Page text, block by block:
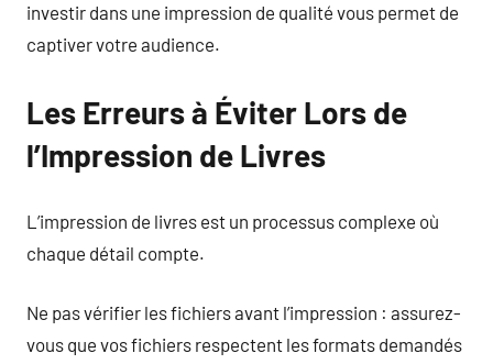
investir dans une impression de qualité vous permet de
captiver votre audience.
Les Erreurs à Éviter Lors de
l’Impression de Livres
L’impression de livres est un processus complexe où
chaque détail compte.
Ne pas vérifier les fichiers avant l’impression : assurez-
vous que vos fichiers respectent les formats demandés